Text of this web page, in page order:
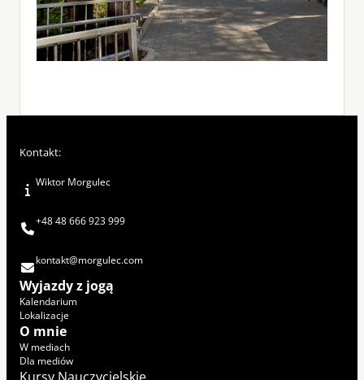
Kontakt:
Wiktor Morgulec
+48 48 666 923 999
kontakt@morgulec.com
Wyjazdy z jogą
Kalendarium
Lokalizacje
O mnie
W mediach
Dla mediów